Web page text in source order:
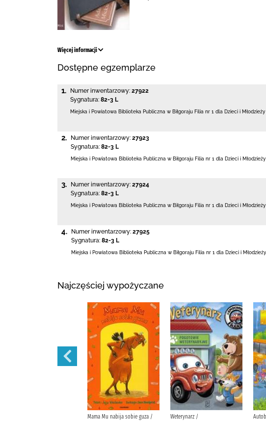
Więcej informacji
Dostępne egzemplarze
1. Numer inwentarzowy: 27922
Sygnatura: 82-3 L
Miejska i Powiatowa Biblioteka Publiczna w Biłgoraju Filia nr 1 dla Dzieci i Młodzieży
2. Numer inwentarzowy: 27923
Sygnatura: 82-3 L
Miejska i Powiatowa Biblioteka Publiczna w Biłgoraju Filia nr 1 dla Dzieci i Młodzieży
3. Numer inwentarzowy: 27924
Sygnatura: 82-3 L
Miejska i Powiatowa Biblioteka Publiczna w Biłgoraju Filia nr 1 dla Dzieci i Młodzieży
4. Numer inwentarzowy: 27925
Sygnatura: 82-3 L
Miejska i Powiatowa Biblioteka Publiczna w Biłgoraju Filia nr 1 dla Dzieci i Młodzieży
Najczęściej wypożyczane
Mama Mu nabija sobie guza / Weterynarz /